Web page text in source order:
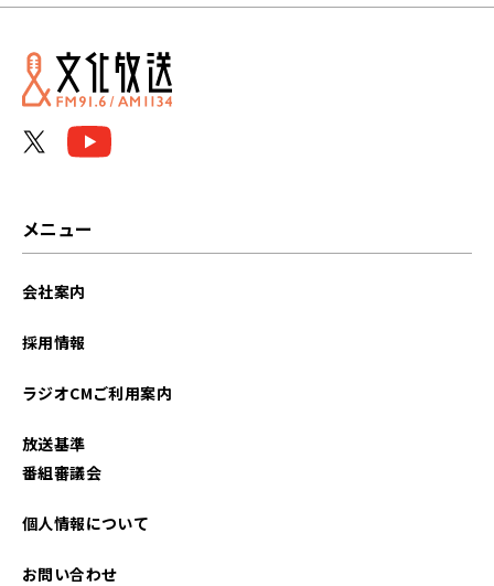
メニュー
会社案内
採用情報
ラジオCMご利用案内
放送基準
番組審議会
個人情報について
お問い合わせ